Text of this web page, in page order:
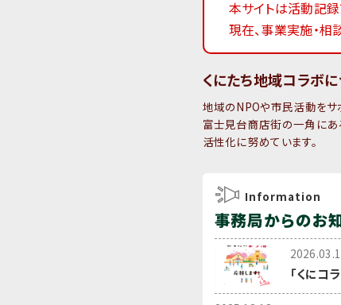
本サイトは活動記録
現在、事業実施・相
くにたち地域コラボ
地域のNPOや市民活動をサ
富士見台商店街の一角にあ
活性化に努めています。
Information
事務局からのお
「くにコ